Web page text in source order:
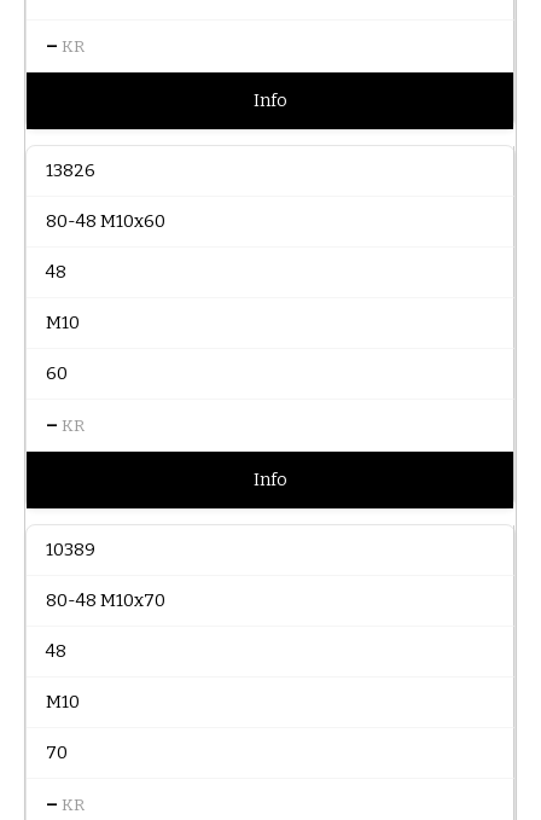
– KR
Info
13826
80-48 M10x60
48
M10
60
– KR
Info
10389
80-48 M10x70
48
M10
70
– KR